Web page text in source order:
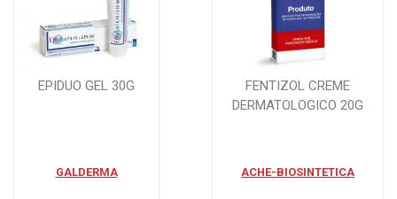
EPIDUO GEL 30G
GALDERMA
FENTIZOL CREME
DERMATOLOGICO 20G
ACHE-BIOSINTETICA